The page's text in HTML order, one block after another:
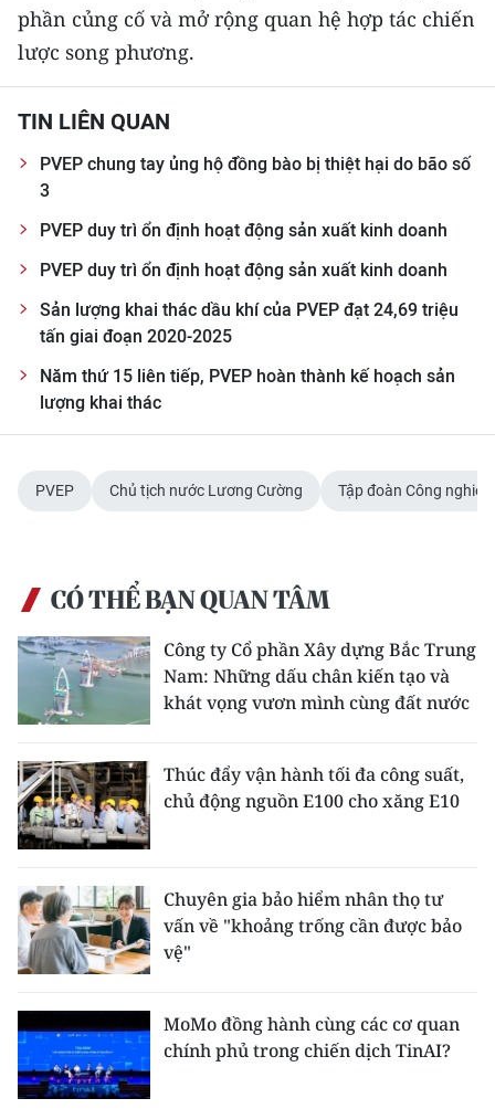
phần củng cố và mở rộng quan hệ hợp tác chiến
lược song phương.
TIN LIÊN QUAN
PVEP chung tay ủng hộ đồng bào bị thiệt hại do bão số
3
PVEP duy trì ổn định hoạt động sản xuất kinh doanh
PVEP duy trì ổn định hoạt động sản xuất kinh doanh
Sản lượng khai thác dầu khí của PVEP đạt 24,69 triệu
tấn giai đoạn 2020-2025
Năm thứ 15 liên tiếp, PVEP hoàn thành kế hoạch sản
lượng khai thác
PVEP Chủ tịch nước Lương Cường Tập đoàn Công
CÓ THỂ BẠN QUAN TÂM
Công ty Cổ phần Xây dựng Bắc Trung
Nam: Những dấu chân kiến tạo và
khát vọng vươn mình cùng đất nước
Thúc đẩy vận hành tối đa công suất,
chủ động nguồn E100 cho xăng E10
Chuyên gia bảo hiểm nhân thọ tư
vấn về "khoảng trống cần được bảo
vệ"
MoMo đồng hành cùng các cơ quan
chính phủ trong chiến dịch TinAI?